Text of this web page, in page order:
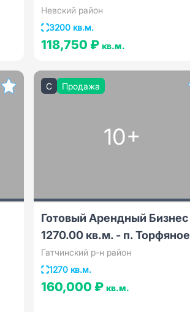
Невский район
3200 кв.м.
118,750 ₽кв.м.
C Продажа
10+
Готовый Арендный Бизнес
1270.00 кв.м. - п. Торфяное
Гатчинский р-н район
1270 кв.м.
160,000 ₽кв.м.